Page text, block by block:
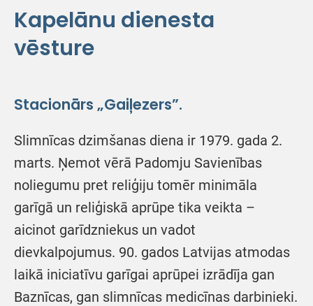
Kapelānu dienesta
vēsture
Stacionārs „Gaiļezers”.
Slimnīcas dzimšanas diena ir 1979. gada 2.
marts. Ņemot vērā Padomju Savienības
noliegumu pret reliģiju tomēr minimāla
garīgā un reliģiskā aprūpe tika veikta –
aicinot garīdzniekus un vadot
dievkalpojumus. 90. gados Latvijas atmodas
laikā iniciatīvu garīgai aprūpei izrādīja gan
Baznīcas, gan slimnīcas medicīnas darbinieki.